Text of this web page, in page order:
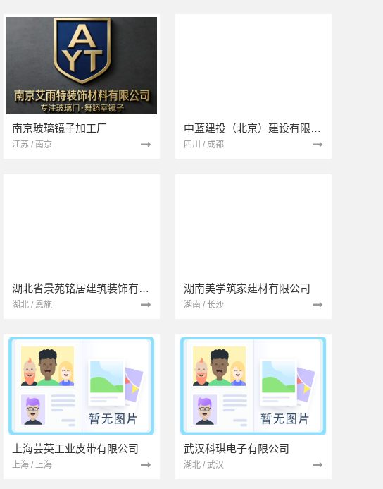
南京玻璃镜子加工厂
江苏 / 南京
中蓝建投（北京）建设有限公司四川第一分公司
四川 / 成都
湖北省景苑铭居建筑装饰有限公司
湖北 / 恩施
湖南美学筑家建材有限公司
湖南 / 长沙
上海芸英工业皮带有限公司
上海 / 上海
武汉科琪电子有限公司
湖北 / 武汉